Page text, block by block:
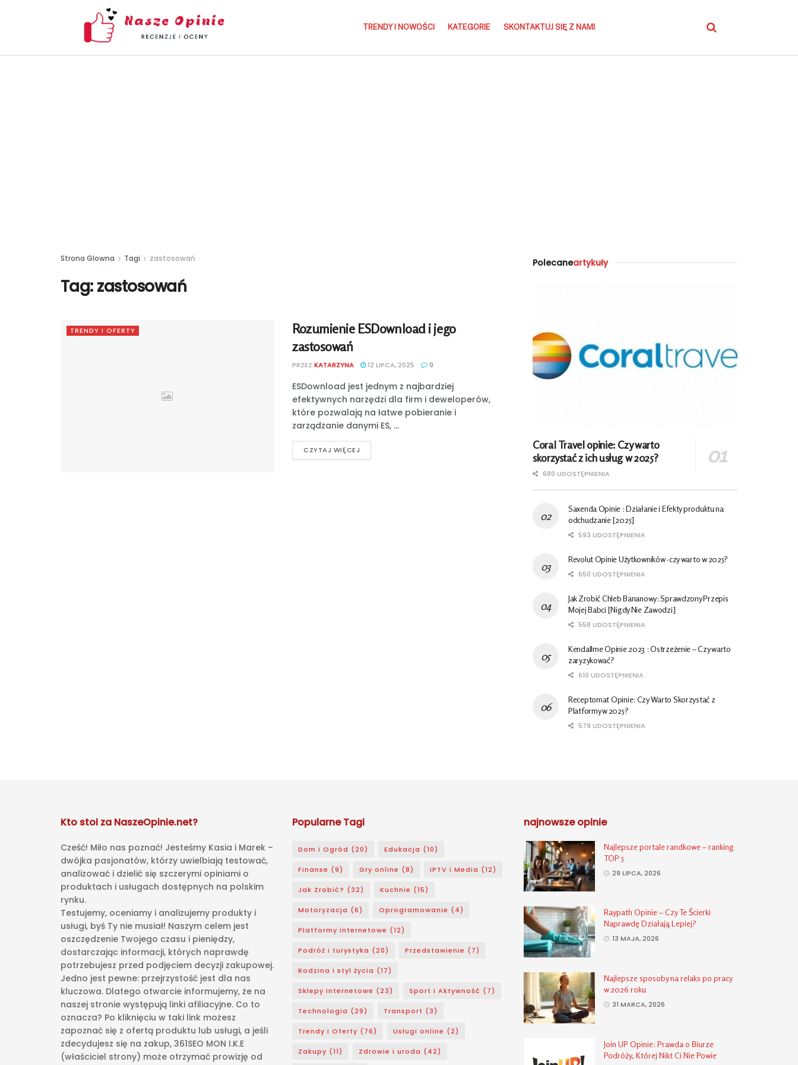
TRENDY I NOWOŚCI KATEGORIE SKONTAKTUJ SIĘ Z NAMI
Strona Glowna Tagi zastosowań
Tag:zastosowań
TRENDY I OFERTY
Rozumienie ESDownload i jego
zastosowań
PRZEZ KATARZYNA 12 LIPCA, 2025 0
ESDownload jest jednym z najbardziej
efektywnych narzędzi dla firm i deweloperów,
które pozwalają na łatwe pobieranie i
zarządzanie danymi ES, ...
CZYTAJ WIĘCEJ
Polecaneartykuły
Coral Travel opinie: Czy warto
skorzystać z ich usług w 2025?
680 UDOSTĘPNIENIA
Saxenda Opinie : Działanie i Efekty produktu na
odchudzanie [2025]
593 UDOSTĘPNIENIA
Revolut Opinie Użytkowników -czy warto w 2025?
650 UDOSTĘPNIENIA
Jak Zrobić Chleb Bananowy: Sprawdzony Przepis
Mojej Babci [Nigdy Nie Zawodzi]
558 UDOSTĘPNIENIA
Kendallme Opinie 2023 : Ostrzeżenie – Czy warto
zaryzykować?
610 UDOSTĘPNIENIA
Receptomat Opinie: Czy Warto Skorzystać z
Platformy w 2025?
579 UDOSTĘPNIENIA
Kto stoi za NaszeOpinie.net?
Cześć! Miło nas poznać! Jesteśmy Kasia i Marek –
dwójka pasjonatów, którzy uwielbiają testować,
analizować i dzielić się szczerymi opiniami o
produktach i usługach dostępnych na polskim
rynku.
Testujemy, oceniamy i analizujemy produkty i
usługi, byś Ty nie musiał! Naszym celem jest
oszczędzenie Twojego czasu i pieniędzy,
dostarczając informacji, których naprawdę
potrzebujesz przed podjęciem decyzji zakupowej.
Jedno jest pewne: przejrzystość jest dla nas
kluczowa. Dlatego otwarcie informujemy, że na
naszej stronie występują linki afiliacyjne. Co to
oznacza? Po kliknięciu w taki link możesz
zapoznać się z ofertą produktu lub usługi, a jeśli
zdecydujesz się na zakup, 361SEO MON I.K.E
(właściciel strony) może otrzymać prowizję od
Popularne Tagi
Dom i Ogród (20) Edukacja (10)
Finanse (9) Gry online (8) IPTV i Media (12)
Jak Zrobić? (32) Kuchnie (15)
Motoryzacja (6) Oprogramowanie (4)
Platformy internetowe (12)
Podróż i turystyka (20) Przedstawienie (7)
Rodzina i styl życia (17)
Sklepy internetowe (23) Sport i Aktywność (7)
Technologia (29) Transport (3)
Trendy i Oferty (76) Usługi online (2)
Zakupy (11) Zdrowie i uroda (42)
najnowsze opinie
Najlepsze portale randkowe – ranking
TOP 5
29 LIPCA, 2026
Raypath Opinie – Czy Te Ścierki
Naprawdę Działają Lepiej?
13 MAJA, 2026
Najlepsze sposoby na relaks po pracy
w 2026 roku
31 MARCA, 2026
Join UP Opinie: Prawda o Biurze
Podróży, Której Nikt Ci Nie Powie